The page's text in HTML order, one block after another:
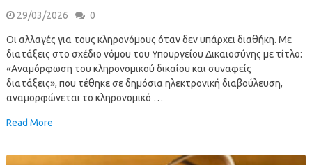
29/03/2026 0
Οι αλλαγές για τους κληρονόμους όταν δεν υπάρχει διαθήκη. Με
διατάξεις στο σχέδιο νόμου του Υπουργείου Δικαιοσύνης με τίτλο:
«Αναμόρφωση του κληρονομικού δικαίου και συναφείς
διατάξεις», που τέθηκε σε δημόσια ηλεκτρονική διαβούλευση,
αναμορφώνεται το κληρονομικό …
Read More